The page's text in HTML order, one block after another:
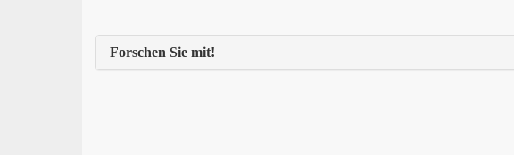
Forschen Sie mit!